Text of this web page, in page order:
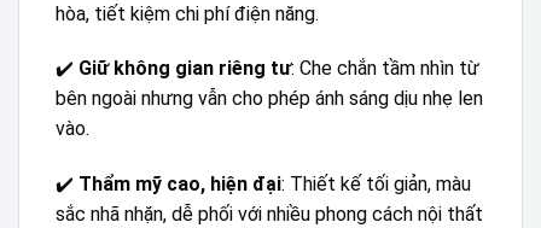
hòa, tiết kiệm chi phí điện năng.
✔️ Giữ không gian riêng tư: Che chắn tầm nhìn từ
bên ngoài nhưng vẫn cho phép ánh sáng dịu nhẹ len
vào.
✔️ Thẩm mỹ cao, hiện đại: Thiết kế tối giản, màu
sắc nhã nhặn, dễ phối với nhiều phong cách nội thất